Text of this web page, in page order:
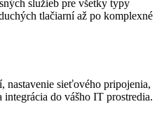
služieb pre všetky typy
tlačiarní až po komplexné
nastavenie sieťového pripojenia,
do vášho IT prostredia.